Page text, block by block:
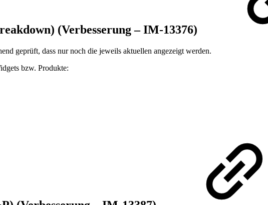
(Verbesserung – IM-13376)
geprüft, dass nur noch die jeweils aktuellen angezeigt werden.
bzw. Produkte: